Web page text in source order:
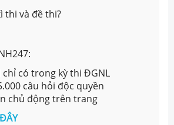
thi và đề thi?
có trong kỳ thi ĐGNL
câu hỏi độc quyền
chủ động trên trang